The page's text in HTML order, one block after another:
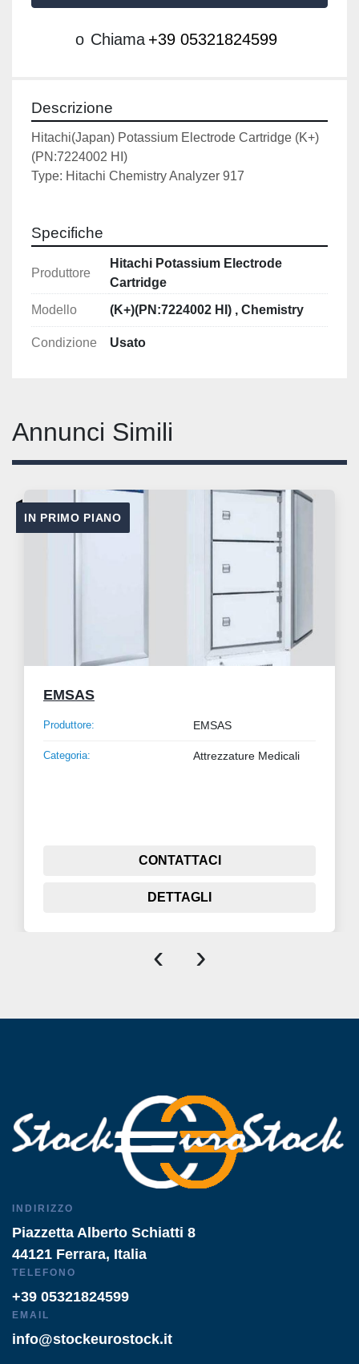
o Chiama +39 05321824599
Descrizione
Hitachi(Japan) Potassium Electrode Cartridge (K+)
(PN:7224002 HI)
Type: Hitachi Chemistry Analyzer 917
Specifiche
Produttore
Hitachi Potassium Electrode
Cartridge
Modello
(K+)(PN:7224002 HI) , Chemistry
Condizione Usato
Annunci Simili
IN PRIMO PIANO
EMSAS
Produttore: EMSAS
Categoria: Attrezzature Medicali
CONTATTACI
DETTAGLI
‹ ›
INDIRIZZO
Piazzetta Alberto Schiatti 8
44121 Ferrara, Italia
TELEFONO
+39 05321824599
EMAIL
info@stockeurostock.it